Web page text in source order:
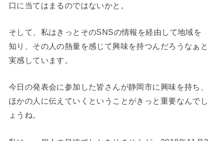
口に当てはまるのではないかと。
そして、私はきっとそのSNSの情報を経由して地域を
知り、その人の熱量を感じて興味を持つんだろうなぁと
実感しています。
今日の発表会に参加した皆さんが静岡市に興味を持ち、
ほかの人に伝えていくということがきっと重要なんでし
ょうね。